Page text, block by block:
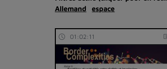
Allemand
espace
01:02:11